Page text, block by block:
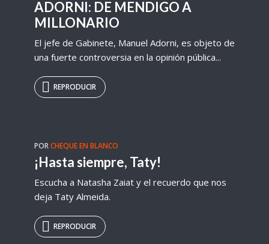
ADORNI: DE MENDIGO A
MILLONARIO
El jefe de Gabinete, Manuel Adorni, es objeto de
una fuerte controversia en la opinión pública...
REPRODUCIR
PORCHEQUE EN BLANCO
¡Hasta siempre, Taty!
Escucha a Natasha Zaiat y el recuerdo que nos
deja Taty Almeida.
REPRODUCIR